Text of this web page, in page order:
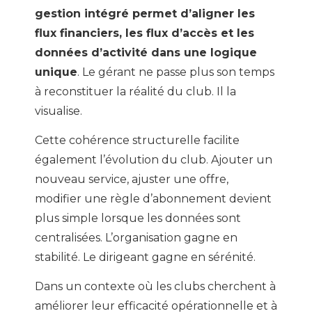
gestion intégré permet d’aligner les
flux financiers, les flux d’accès et les
données d’activité dans une logique
unique. Le gérant ne passe plus son temps
à reconstituer la réalité du club. Il la
visualise.
Cette cohérence structurelle facilite
également l’évolution du club. Ajouter un
nouveau service, ajuster une offre,
modifier une règle d’abonnement devient
plus simple lorsque les données sont
centralisées. L’organisation gagne en
stabilité. Le dirigeant gagne en sérénité.
Dans un contexte où les clubs cherchent à
améliorer leur efficacité opérationnelle et à